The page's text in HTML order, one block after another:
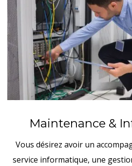
au Cloud
Différents serveurs
de votre structure,
avec la marque de
monter des
virtualisé ou Cloud
de votre structure.
Maintenance &
Vous désirez avoir un
service informatique, une